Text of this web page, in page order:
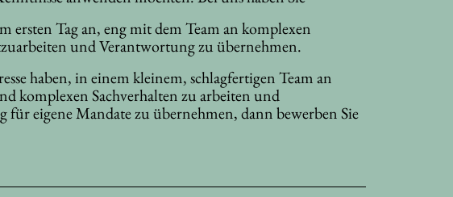
ersten Tag an, eng mit dem Team an komplexen
und Verantwortung zu übernehmen.
haben, in einem kleinem, schlagfertigen Team an
komplexen Sachverhalten zu arbeiten und
für eigene Mandate zu übernehmen, dann bewerben Sie